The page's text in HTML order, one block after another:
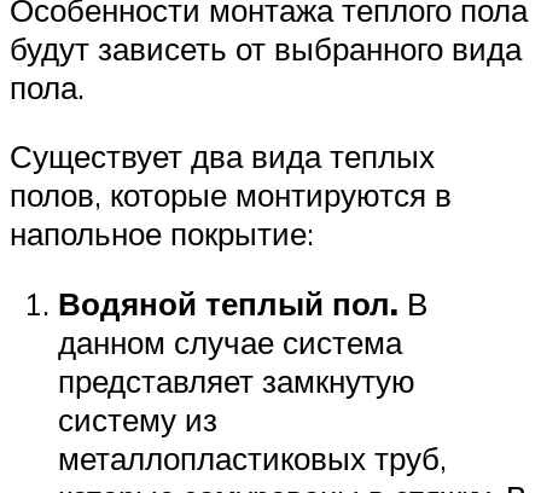
Особенности монтажа теплого пола
будут зависеть от выбранного вида
пола.
Существует два вида теплых
полов, которые монтируются в
напольное покрытие:
Водяной теплый пол. В
данном случае система
представляет замкнутую
систему из
металлопластиковых труб,